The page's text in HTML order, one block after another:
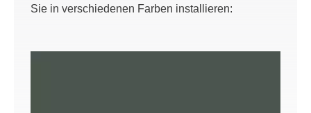
Sie in verschiedenen Farben installieren: